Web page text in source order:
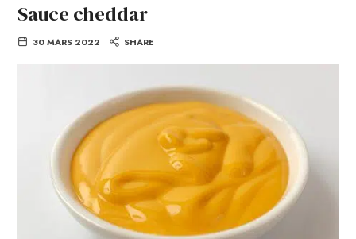
Sauce cheddar
30 MARS 2022 SHARE